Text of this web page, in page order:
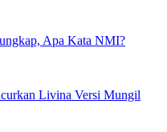
Apa Kata NMI?
Livina Versi Mungil